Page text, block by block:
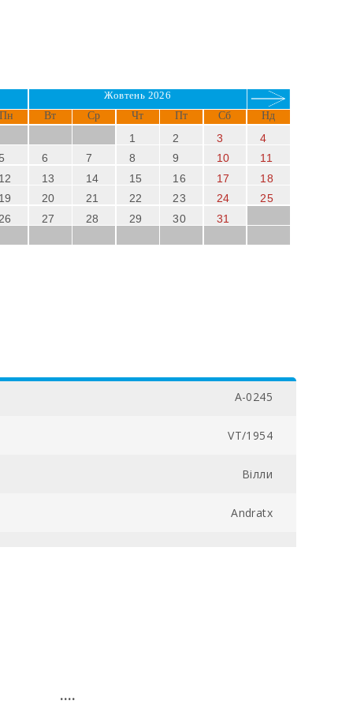
Жовтень 2026
Пн Вт Ср Чт Пт Сб Нд
1 2 3
4
5
6 7 8 9 10
11
12
13 14 15 16 17
18
19
20 21 22 23 24
25
26
27 28 29 30 31
A-0245
VT/1954
Вілли
Andratx
....